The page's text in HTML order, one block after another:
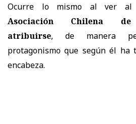
Ocurre lo mismo al ver al
Asociación Chilena de
atribuirse, de manera
protagonismo que según él ha
encabeza.